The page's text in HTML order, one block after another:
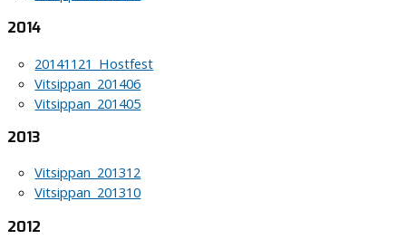
2014
20141121_Hostfest
Vitsippan_201406
Vitsippan_201405
2013
Vitsippan_201312
Vitsippan_201310
2012